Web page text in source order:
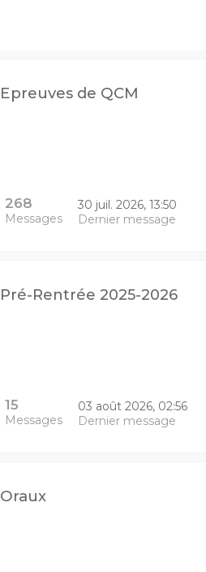
Epreuves de QCM
268
Messages
30 juil. 2026, 13:50
Dernier message
Pré-Rentrée 2025-2026
15
Messages
03 août 2026, 02:56
Dernier message
Oraux